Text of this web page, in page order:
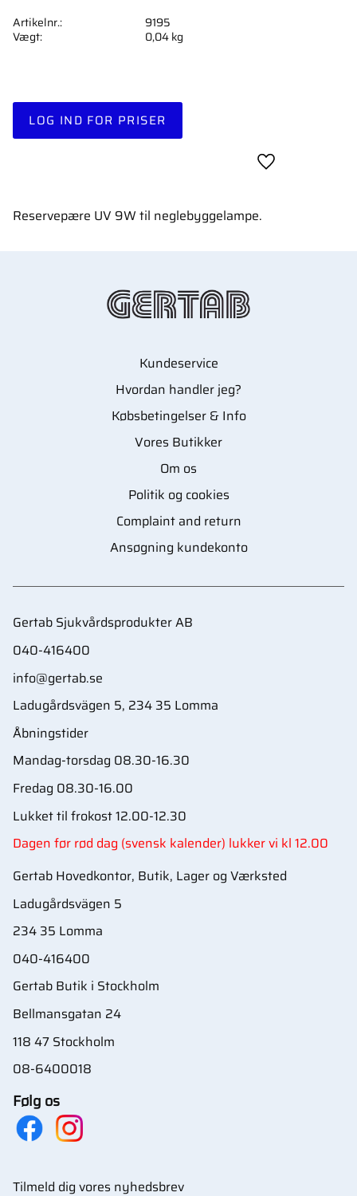
LOG IND FOR PRISER
Gem som
Artikelnr.
9195
Vægt
0,04 kg
Reservepære UV 9W til neglebyggelampe.
Kundeservice
Hvordan handler jeg?
Købsbetingelser & Info
Vores Butikker
Om os
Politik og cookies
Complaint and return
Ansøgning kundekonto
Gertab Sjukvårdsprodukter AB
040-416400
info@gertab.se
Ladugårdsvägen 5, 234 35 Lomma
Åbningstider
Mandag-torsdag 08.30-16.30
Fredag 08.30-16.00
Lukket til frokost 12.00-12.30
Dagen før rød dag (svensk kalender) lukker vi kl 12.00
Gertab Hovedkontor, Butik, Lager og Værksted
Ladugårdsvägen 5
234 35 Lomma
040-416400
Gertab Butik i Stockholm
Bellmansgatan 24
118 47 Stockholm
08-6400018
Følg os
Tilmeld dig vores nyhedsbrev